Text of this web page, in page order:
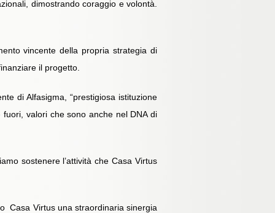
dimostrando coraggio e volontà.
vincente della propria strategia di
il progetto.
di Alfasigma, “prestigiosa istituzione
valori che sono anche nel DNA di
sostenere l’attività che Casa Virtus
Casa Virtus una straordinaria sinergia